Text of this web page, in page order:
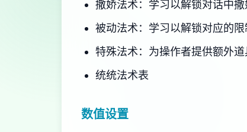
撒娇法术：学习以解锁对话中撒
被动法术：学习以解锁对应的限
特殊法术：为操作者提供额外
统统法术表
数值设置